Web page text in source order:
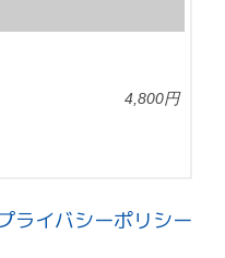
4,800円
ライバシーポリシー